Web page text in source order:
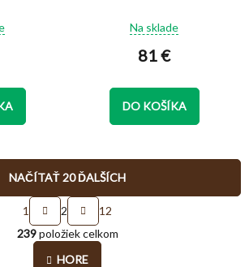
Priemerné
hodnotenie
produktu
z
5
Na sklade
81 €
DO KOŠÍKA
O
v
l
NAČÍTAŤ 20 ĎALŠÍCH
S
t
r
á
n
1 2
12
239položiek celkom
HORE